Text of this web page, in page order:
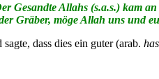
Gesandte Allahs (s.a.s.) kam
Gräber, möge Allah uns und
dass dies ein guter (arab.